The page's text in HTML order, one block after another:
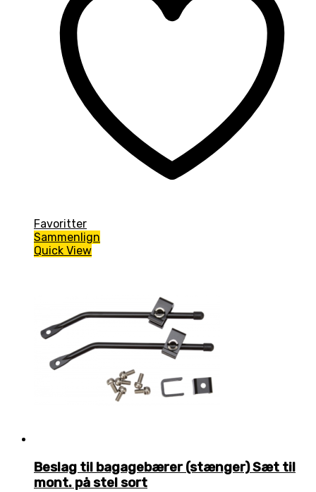
Favoritter
Sammenlign
Quick View
Beslag til bagagebærer (stænger) Sæt til
mont. på stel sort